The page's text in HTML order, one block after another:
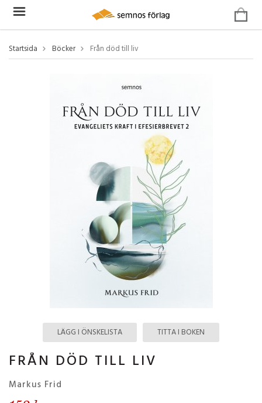
Startsida Böcker Från död till liv
LÄGG I ÖNSKELISTA TITTA I BOKEN
FRÅN DÖD TILL LIV
Markus Frid